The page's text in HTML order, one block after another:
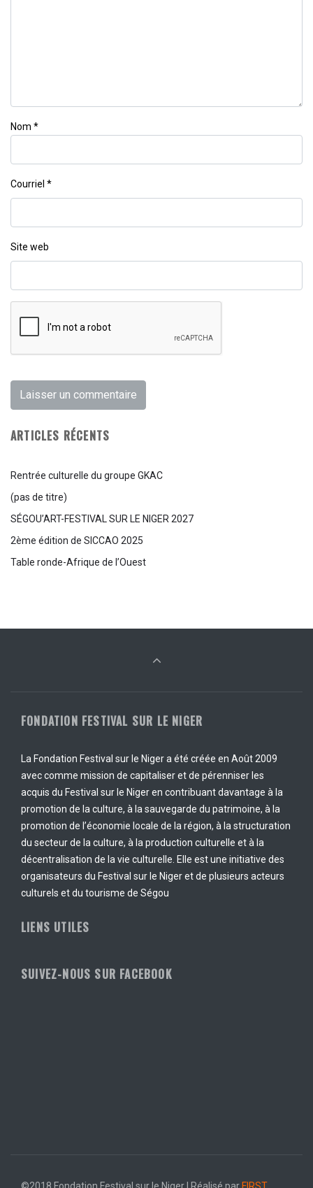
Nom *
Courriel *
Site web
ARTICLES RÉCENTS
Rentrée culturelle du groupe GKAC
(pas de titre)
SÉGOU’ART-FESTIVAL SUR LE NIGER 2027
2ème édition de SICCAO 2025
Table ronde-Afrique de l’Ouest
FONDATION FESTIVAL SUR LE NIGER
La Fondation Festival sur le Niger a été créée en Août 2009
avec comme mission de capitaliser et de pérenniser les
acquis du Festival sur le Niger en contribuant davantage à la
promotion de la culture, à la sauvegarde du patrimoine, à la
promotion de l’économie locale de la région, à la structuration
du secteur de la culture, à la production culturelle et à la
décentralisation de la vie culturelle. Elle est une initiative des
organisateurs du Festival sur le Niger et de plusieurs acteurs
culturels et du tourisme de Ségou
LIENS UTILES
SUIVEZ-NOUS SUR FACEBOOK
©2018 Fondation Festival sur le Niger | Réalisé parFIRST